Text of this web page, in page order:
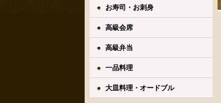
お寿司・お刺身
高級会席
高級弁当
一品料理
大皿料理・オードブル